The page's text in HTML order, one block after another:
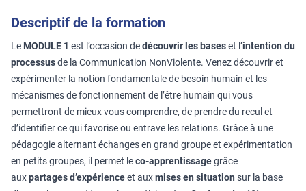
Descriptif de la formation
Le MODULE 1 est l’occasion dedécouvrir les baseset l’intention du
processusde la Communication NonViolente. Venez découvrir et
expérimenter la notion fondamentale de besoin humain et les
mécanismes de fonctionnement de l’être humain qui vous
permettront de mieux vous comprendre, de prendre du recul et
d’identifier ce qui favorise ou entrave les relations. Grâce à une
pédagogie alternant échanges en grand groupe et expérimentation
en petits groupes, il permet leco-apprentissagegrâce
auxpartages d’expérienceet auxmises en situation sur la base